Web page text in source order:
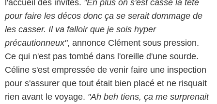
l'accueil des invités. "En plus on s'est cassé la tête
pour faire les décos donc ça se serait dommage de
les casser. Il va falloir que je sois hyper
précautionneux", annonce Clément sous pression.
Ce qui n'est pas tombé dans l'oreille d'une sourde.
Céline s'est empressée de venir faire une inspection
pour s'assurer que tout était bien placé et ne risquait
rien avant le voyage. "Ah beh tiens, ça me surprenait